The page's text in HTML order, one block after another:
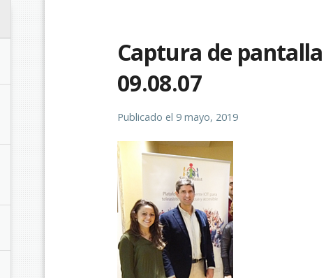
Captura de pantalla
09.08.07
Publicado el 9 mayo, 2019